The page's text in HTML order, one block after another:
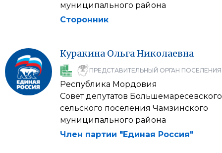
муниципального района
Сторонник
Куракина ОльгаНиколаевна
ПРЕДСТАВИТЕЛЬНЫЙ ОРГАН ПОСЕЛЕНИЯ
Республика Мордовия
Совет депутатов Большемаресевского
сельского поселения Чамзинского
муниципального района
Член партии "Единая Россия"